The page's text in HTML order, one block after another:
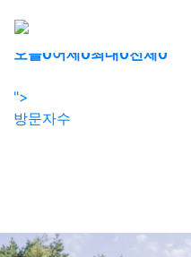
로그인
오늘0어제0최대0전체0
">
방문자수